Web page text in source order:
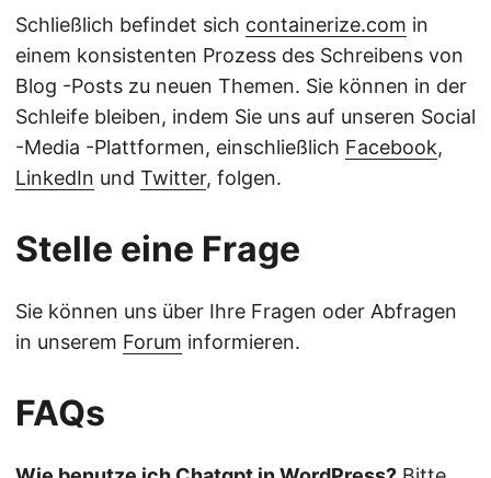
Schließlich befindet sich containerize.com in
einem konsistenten Prozess des Schreibens von
Blog -Posts zu neuen Themen. Sie können in der
Schleife bleiben, indem Sie uns auf unseren Social
-Media -Plattformen, einschließlich Facebook,
LinkedIn und Twitter, folgen.
Stelle eine Frage
Sie können uns über Ihre Fragen oder Abfragen
in unserem Forum informieren.
FAQs